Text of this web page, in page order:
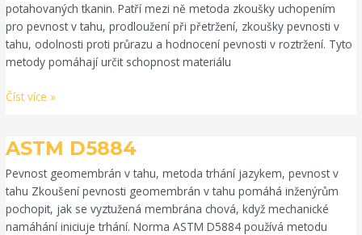
potahovaných tkanin. Patří mezi ně metoda zkoušky uchopením
pro pevnost v tahu, prodloužení při přetržení, zkoušky pevnosti v
tahu, odolnosti proti průrazu a hodnocení pevnosti v roztržení. Tyto
metody pomáhají určit schopnost materiálu
Číst více »
ASTM D5884
Pevnost geomembrán v tahu, metoda trhání jazykem, pevnost v
tahu Zkoušení pevnosti geomembrán v tahu pomáhá inženýrům
pochopit, jak se vyztužená membrána chová, když mechanické
namáhání iniciuje trhání. Norma ASTM D5884 používá metodu
ASTM